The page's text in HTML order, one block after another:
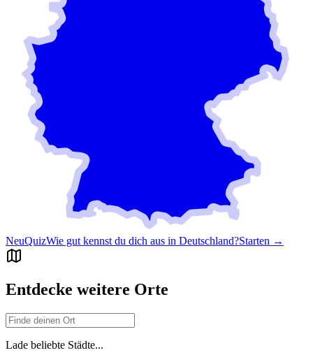
NeuQuizWie gut kennst du dich aus in Deutschland?Starten →
Entdecke weitere Orte
Lade beliebte Städte...